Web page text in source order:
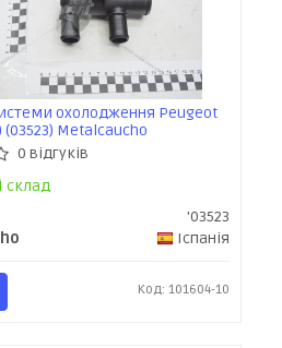
охолодження Peugeot
(03523) Metalcaucho
0 відгуків
склад
'03523
Іспанія
Код: 101604-10